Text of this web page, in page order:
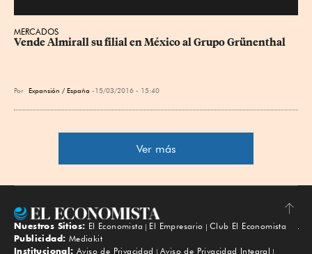
MERCADOS
Vende Almirall su filial en México al Grupo Grünenthal
Por Expansión / España 15/03/2016 - 15:40
Ver más
Subir
Nuestros Sitios: El Economista El Empresario
Club El Economista
Publicidad: Mediakit
Institucional: Aviso de Privacidad
Aviso de Privacidad Integral